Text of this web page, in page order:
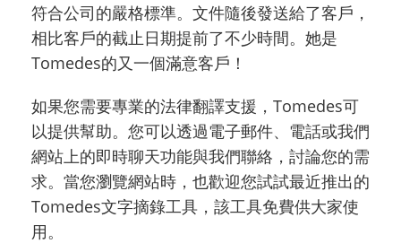
符合公司的嚴格標準。文件隨後發送給了客戶，
相比客戶的截止日期提前了不少時間。她是
Tomedes的又一個滿意客戶！
如果您需要專業的法律翻譯支援，Tomedes可
以提供幫助。您可以透過電子郵件、電話或我們
網站上的即時聊天功能與我們聯絡，討論您的需
求。當您瀏覽網站時，也歡迎您試試最近推出的
Tomedes文字摘錄工具，該工具免費供大家使
用。